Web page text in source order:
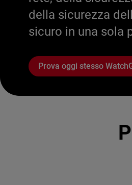
della sicurezza
sicuro in una sola
Prova oggi stesso